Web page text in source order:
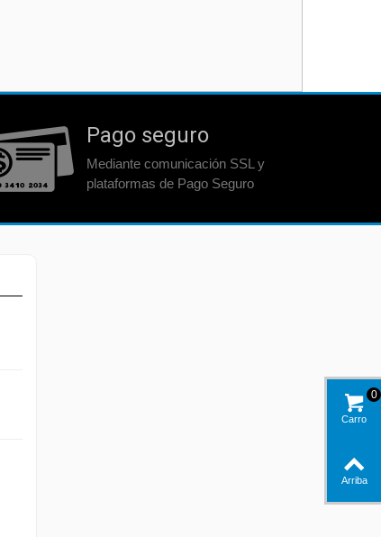
Pago seguro
Mediante comunicación SSL y
plataformas de Pago Seguro
Carro
0
Arriba